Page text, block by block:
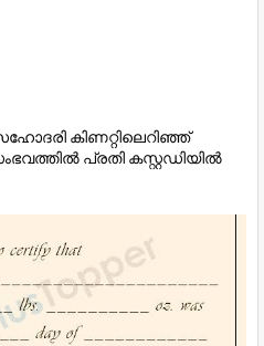
കിണറ്റിലെറിഞ്ഞ്
പ്രതി കസ്റ്റഡിയില്‍